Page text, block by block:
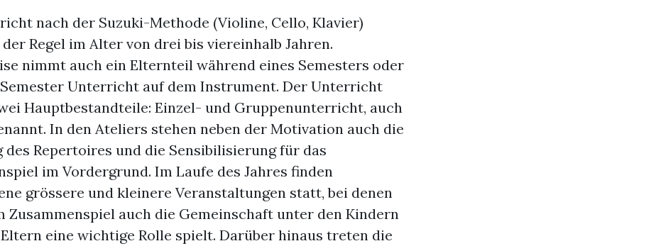
nach der Suzuki-Methode (Violine, Cello, Klavier)
Regel im Alter von drei bis viereinhalb Jahren.
nimmt auch ein Elternteil während eines Semesters oder
Unterricht auf dem Instrument. Der Unterricht
Hauptbestandteile: Einzel- und Gruppenunterricht, auch
In den Ateliers stehen neben der Motivation auch die
des Repertoires und die Sensibilisierung für das
im Vordergrund. Im Laufe des Jahres finden
grössere und kleinere Veranstaltungen statt, bei denen
Zusammenspiel auch die Gemeinschaft unter den Kindern
eine wichtige Rolle spielt. Darüber hinaus treten die